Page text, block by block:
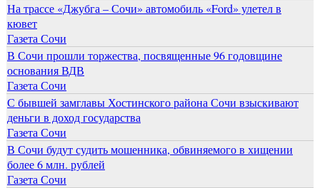
На трассе «Джубга – Сочи» автомобиль «Ford» улетел в
кювет
Газета Сочи
В Сочи прошли торжества, посвященные 96 годовщине
основания ВДВ
Газета Сочи
С бывшей замглавы Хостинского района Сочи взыскивают
деньги в доход государства
Газета Сочи
В Сочи будут судить мошенника, обвиняемого в хищении
более 6 млн. рублей
Газета Сочи